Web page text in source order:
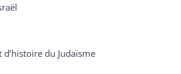
d’histoire du Judaïsme